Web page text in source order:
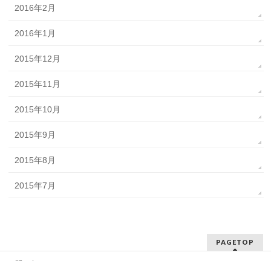
2016年2月
2016年1月
2015年12月
2015年11月
2015年10月
2015年9月
2015年8月
2015年7月
PAGETOP